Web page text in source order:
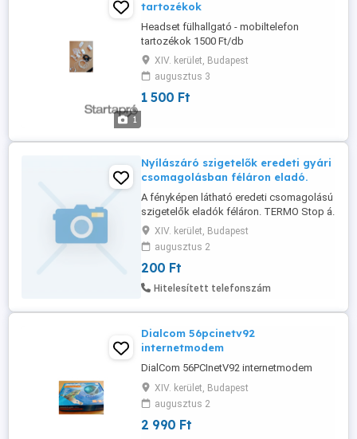
1
tartozékok
Headset fülhallgató - mobiltelefon
tartozékok 1500 Ft/db
XIV. kerület, Budapest
augusztus 3
1 500 Ft
Nyílászáró szigetelők eredeti gyári
csomagolásban féláron eladó.
A fényképen látható eredeti csomagolású
szigetelők eladók féláron. TERMO Stop á.
200-Ft csomag. C 530 EPDM DOMO-
DICHTUNG á.3800Ft csomag.
XIV. kerület, Budapest
augusztus 2
200 Ft
Hitelesített telefonszám
Dialcom 56pcinetv92
internetmodem
DialCom 56PCInetV92 internetmodem
XIV. kerület, Budapest
augusztus 2
2 990 Ft